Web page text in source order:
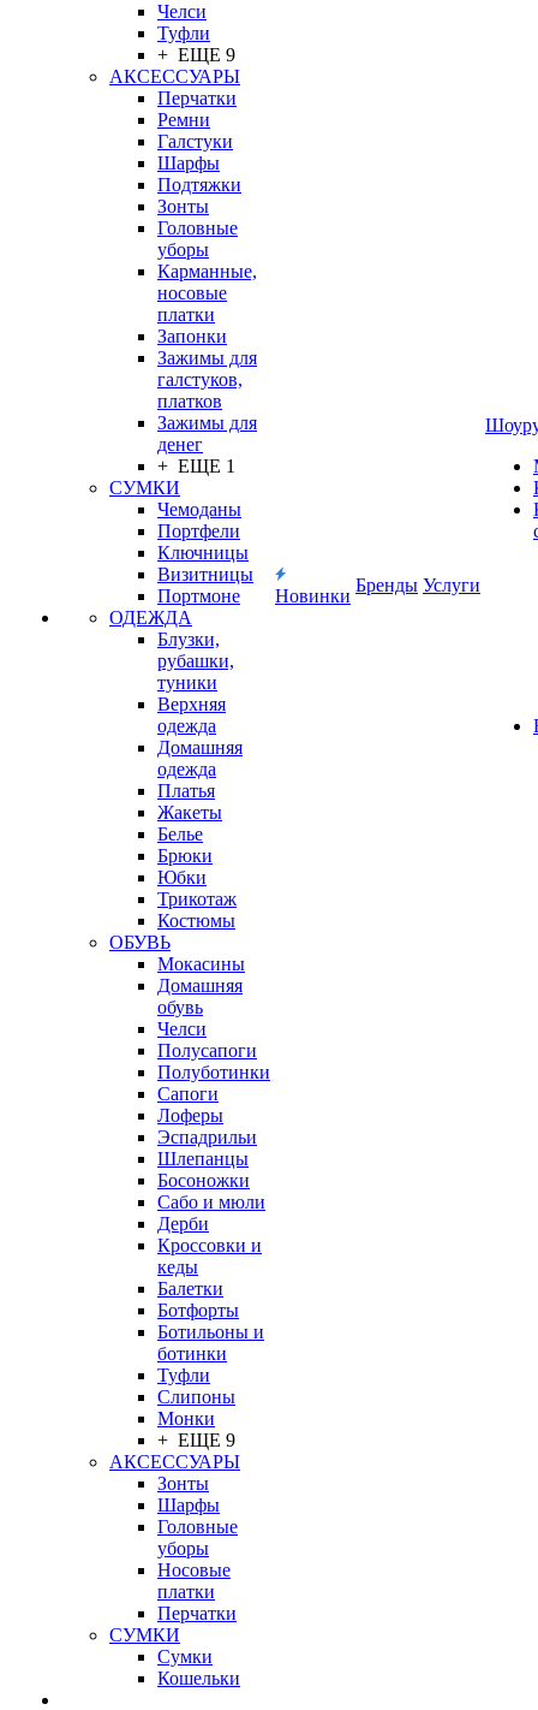
Челси
Туфли
+ ЕЩЕ 9
АКСЕССУАРЫ
Перчатки
Ремни
Галстуки
Шарфы
Подтяжки
Зонты
Головные
уборы
Карманные,
носовые
платки
Запонки
Зажимы для
галстуков,
платков
Зажимы для
денег
+ ЕЩЕ 1
СУМКИ
Чемоданы
Портфели
Ключницы
Визитницы
Портмоне
ОДЕЖДА
Блузки,
рубашки,
туники
Верхняя
одежда
Домашняя
одежда
Платья
Жакеты
Белье
Брюки
Юбки
Трикотаж
Костюмы
ОБУВЬ
Мокасины
Домашняя
обувь
Челси
Полусапоги
Полуботинки
Сапоги
Лоферы
Эспадрильи
Шлепанцы
Босоножки
Сабо и мюли
Дерби
Кроссовки и
кеды
Балетки
Ботфорты
Ботильоны и
ботинки
Туфли
Слипоны
Монки
+ ЕЩЕ 9
АКСЕССУАРЫ
Зонты
Шарфы
Головные
уборы
Носовые
платки
Перчатки
СУМКИ
Сумки
Кошельки
Новинки
Бренды Услуги